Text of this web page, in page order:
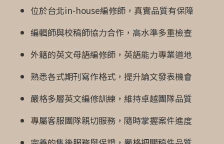
位於台北in-house編修師，真實品質有保障
編輯師與校稿師協力合作，高水準多重檢查
外籍的英文母語編修師，英語能力專業道地
熟悉各式期刊寫作格式，提升論文發表機會
嚴格多層英文編修訓練，維持卓越團隊品質
專屬客服團隊親切服務，隨時掌握案件進度